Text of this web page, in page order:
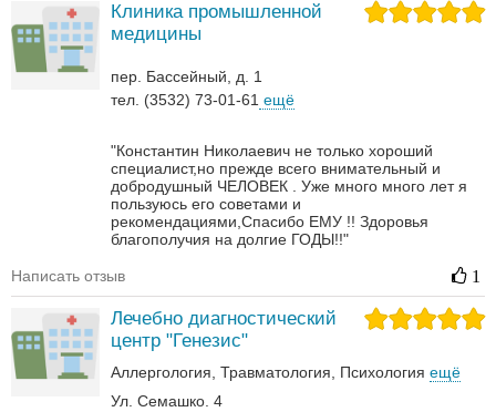
Клиника промышленной
медицины
пер. Бассейный, д. 1
тел. (3532) 73-01-61 ещё
"Константин Николаевич не только хороший
специалист,но прежде всего внимательный и
добродушный ЧЕЛОВЕК . Уже много много лет я
пользуюсь его советами и
рекомендациями,Спасибо ЕМУ !! Здоровья
благополучия на долгие ГОДЫ!!"
Написать отзыв 1
Лечебно диагностический
центр "Генезис"
Аллергология Травматология Психология ещё
Ул. Семашко. 4